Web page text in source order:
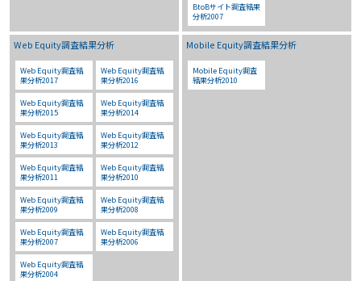
BtoBサイト調査結果
分析2007
Web Equity調査結果分析
Web Equity調査結
果分析2017
Web Equity調査結
果分析2016
Web Equity調査結
果分析2015
Web Equity調査結
果分析2014
Web Equity調査結
果分析2013
Web Equity調査結
果分析2012
Web Equity調査結
果分析2011
Web Equity調査結
果分析2010
Web Equity調査結
果分析2009
Web Equity調査結
果分析2008
Web Equity調査結
果分析2007
Web Equity調査結
果分析2006
Web Equity調査結
果分析2004
Mobile Equity調査結果分析
Mobile Equity調査
結果分析2010